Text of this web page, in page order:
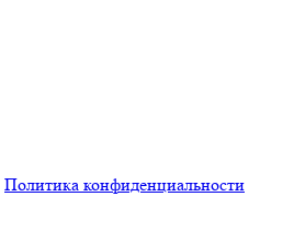
Политика конфиденциальности